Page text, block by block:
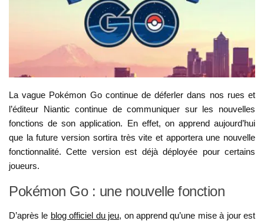
La vague Pokémon Go continue de déferler dans nos rues et
l’éditeur Niantic continue de communiquer sur les nouvelles
fonctions de son application. En effet, on apprend aujourd’hui
que la future version sortira très vite et apportera une nouvelle
fonctionnalité. Cette version est déjà déployée pour certains
joueurs.
Pokémon Go : une nouvelle fonction
D’après le blog officiel du jeu, on apprend qu’une mise à jour est